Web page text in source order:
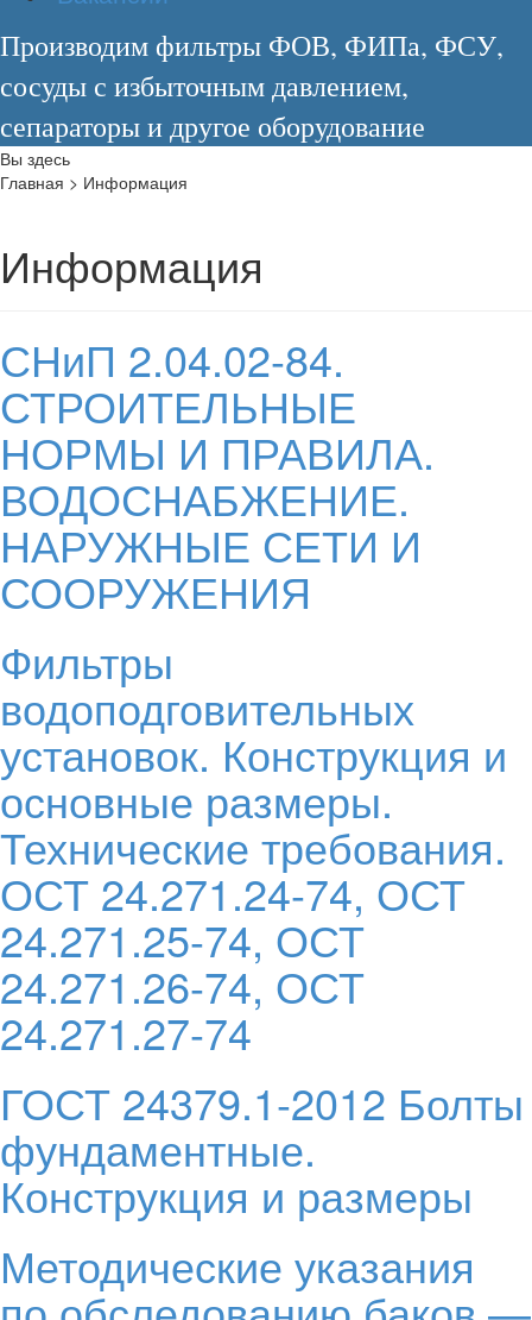
Производим фильтры ФОВ, ФИПа, ФСУ,
сосуды с избыточным давлением,
сепараторы и другое оборудование
Вы здесь
Главная > Информация
Информация
СНиП 2.04.02-84.
СТРОИТЕЛЬНЫЕ
НОРМЫ И ПРАВИЛА.
ВОДОСНАБЖЕНИЕ.
НАРУЖНЫЕ СЕТИ И
СООРУЖЕНИЯ
Фильтры
водоподговительных
установок. Конструкция и
основные размеры.
Технические требования.
ОСТ 24.271.24-74, ОСТ
24.271.25-74, ОСТ
24.271.26-74, ОСТ
24.271.27-74
ГОСТ 24379.1-2012 Болты
фундаментные.
Конструкция и размеры
Методические указания